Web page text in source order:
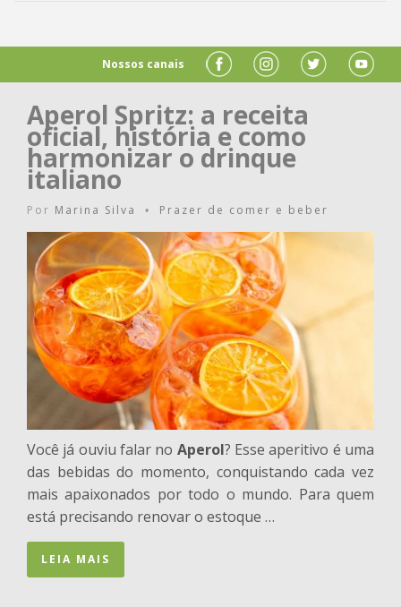
Nossos canais
Aperol Spritz: a receita
oficial, história e como
harmonizar o drinque
italiano
Por Marina Silva • Prazer de comer e beber
Você já ouviu falar no Aperol? Esse aperitivo é uma
das bebidas do momento, conquistando cada vez
mais apaixonados por todo o mundo. Para quem
está precisando renovar o estoque …
LEIA MAIS